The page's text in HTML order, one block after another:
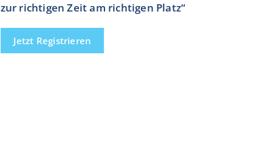
zur richtigen Zeit am richtigen Platz“
Jetzt Registrieren